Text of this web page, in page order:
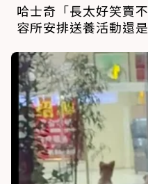
哈士奇「長太好笑賣
容所安排送養活動還